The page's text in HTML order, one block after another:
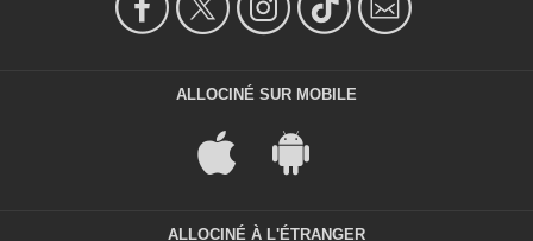
ALLOCINÉ SUR MOBILE
ALLOCINÉ À L'ÉTRANGER